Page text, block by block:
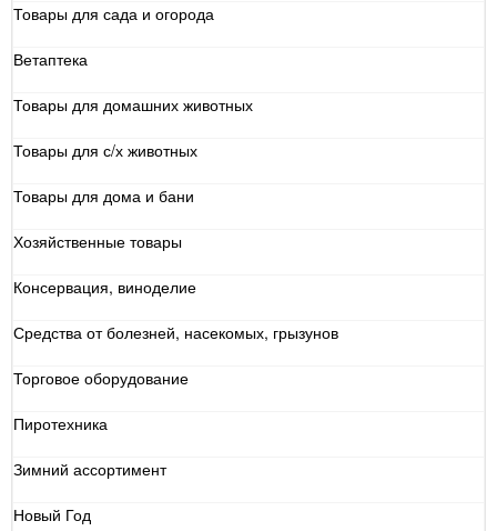
Товары для сада и огорода
Ветаптека
Товары для домашних животных
Товары для с/х животных
Товары для дома и бани
Хозяйственные товары
Консервация, виноделие
Средства от болезней, насекомых, грызунов
Торговое оборудование
Пиротехника
Зимний ассортимент
Новый Год